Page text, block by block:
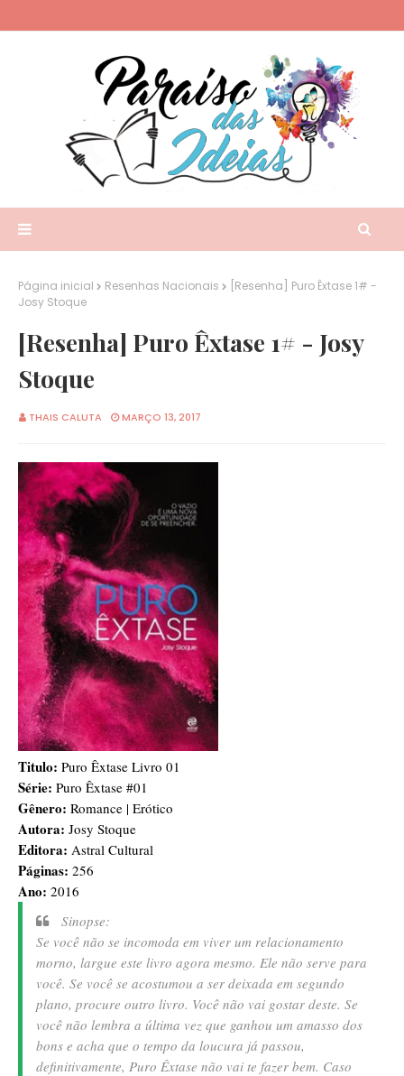
Página inicial Resenhas Nacionais
[Resenha] Puro Êxtase 1# -
Josy Stoque
[Resenha] Puro Êxtase 1# - Josy
Stoque
THAIS CALUTA MARÇO 13, 2017
Titulo: Puro Êxtase Livro 01
Série: Puro Êxtase #01
Gênero: Romance | Erótico
Autora: Josy Stoque
Editora: Astral Cultural
Páginas: 256
Ano: 2016
Sinopse:
Se você não se incomoda em viver um relacionamento
morno, largue este livro agora mesmo. Ele não serve para
você. Se você se acostumou a ser deixada em segundo
plano, procure outro livro. Você não vai gostar deste. Se
você não lembra a última vez que ganhou um amasso dos
bons e acha que o tempo da loucura já passou,
definitivamente, Puro Êxtase não vai te fazer bem. Caso